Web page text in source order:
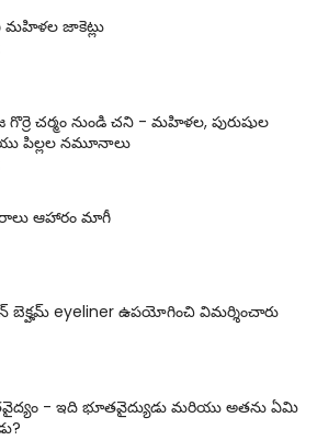
మహిళల జాకెట్లు
చర్మం నుండి చని - మహిళల, పురుషుల
పిల్లల నమూనాలు
ఆహారం మాగీ
బెక్హమ్ eyeliner ఉపయోగించి విమర్శించారు
- ఇది భూతవైద్యుడు మరియు అతను ఏమి